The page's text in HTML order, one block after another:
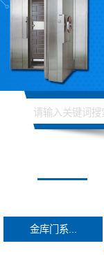
金库门系...